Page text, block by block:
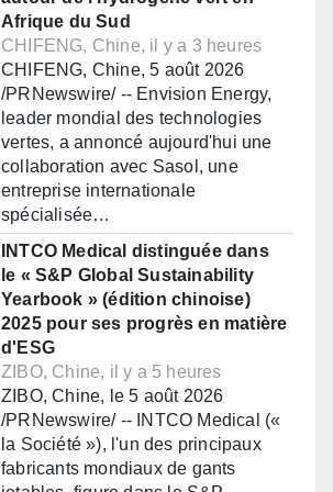
Afrique du Sud
CHIFENG, Chine, il y a 3 heures
CHIFENG, Chine, 5 août 2026
/PRNewswire/ -- Envision Energy,
leader mondial des technologies
vertes, a annoncé aujourd'hui une
collaboration avec Sasol, une
entreprise internationale
spécialisée…
INTCO Medical distinguée dans
le « S&P Global Sustainability
Yearbook » (édition chinoise)
2025 pour ses progrès en matière
d'ESG
ZIBO, Chine, il y a 5 heures
ZIBO, Chine, le 5 août 2026
/PRNewswire/ -- INTCO Medical («
la Société »), l'un des principaux
fabricants mondiaux de gants